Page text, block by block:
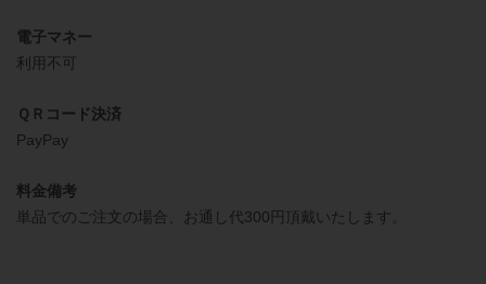
電子マネー
利用不可
ＱＲコード決済
PayPay
料金備考
単品でのご注文の場合、お通し代300円頂戴いたします。